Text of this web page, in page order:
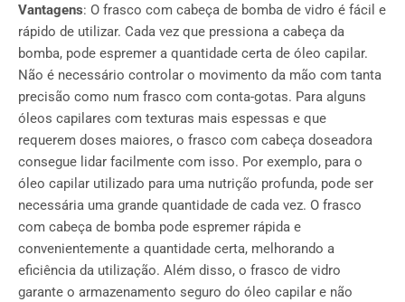
Vantagens: O frasco com cabeça de bomba de vidro é fácil e
rápido de utilizar. Cada vez que pressiona a cabeça da
bomba, pode espremer a quantidade certa de óleo capilar.
Não é necessário controlar o movimento da mão com tanta
precisão como num frasco com conta-gotas. Para alguns
óleos capilares com texturas mais espessas e que
requerem doses maiores, o frasco com cabeça doseadora
consegue lidar facilmente com isso. Por exemplo, para o
óleo capilar utilizado para uma nutrição profunda, pode ser
necessária uma grande quantidade de cada vez. O frasco
com cabeça de bomba pode espremer rápida e
convenientemente a quantidade certa, melhorando a
eficiência da utilização. Além disso, o frasco de vidro
garante o armazenamento seguro do óleo capilar e não